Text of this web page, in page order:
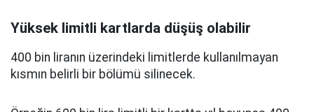
Yüksek limitli kartlarda düşüş olabilir
400 bin liranın üzerindeki limitlerde kullanılmayan
kısmın belirli bir bölümü silinecek.